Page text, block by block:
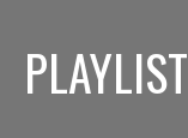
PLAYLIST